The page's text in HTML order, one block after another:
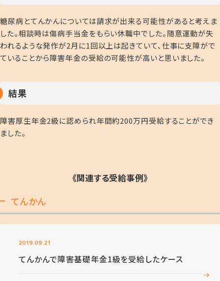
糖尿病とてんかんについては請求が出来る可能性があると考えま
した。相談時は傷病手当金をもらい休職中でした。随意運動が失
われるような発作が2月に1回以上は起きていて、仕事に支障がで
ていることから障害年金の受給の可能性が高いと思いました。
結果
障害厚生年金2級に認められ年間約200万円受給することができ
ました。
《関連する受給事例》
てんかん
2019.09.21
てんかんで障害基礎年金1級を受給したケース